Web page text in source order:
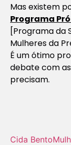
Mas existem
Programa
[Programa da
Mulheres da
É um ótimo
debate com
precisam.
Cida Bento